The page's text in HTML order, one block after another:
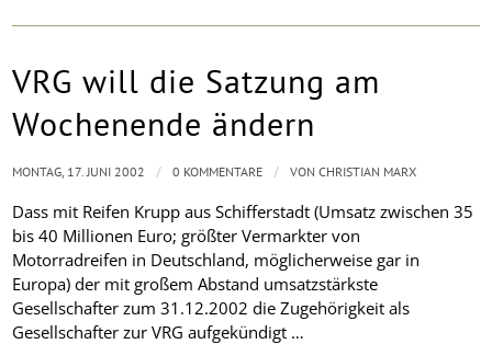
VRG will die Satzung am
Wochenende ändern
Dass mit Reifen Krupp aus Schifferstadt (Umsatz zwischen 35
bis 40 Millionen Euro; größter Vermarkter von
Motorradreifen in Deutschland, möglicherweise gar in
Europa) der mit großem Abstand umsatzstärkste
Gesellschafter zum 31.12.2002 die Zugehörigkeit als
Gesellschafter zur VRG aufgekündigt …
MONTAG, 17. JUNI 2002 / 0 KOMMENTARE / VONCHRISTIAN MARX